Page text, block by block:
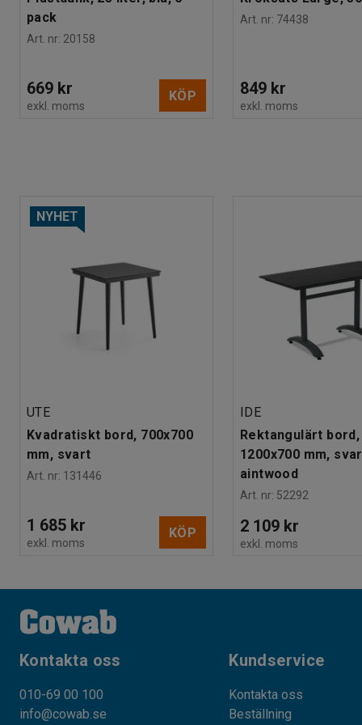
pack
Art. nr: 20158
669 kr
exkl. moms
KÖP
Art. nr: 74438
849 kr
exkl. moms
NYHET
UTE
Kvadratiskt bord, 700x700
mm, svart
Art. nr: 131446
1 685 kr
exkl. moms
KÖP
IDE
Rektangulärt bord,
1200x700 mm,
aintwood
Art. nr: 52292
2 109 kr
exkl. moms
Kontakta oss
010-69 00 100
info@cowab.se
Kundservice
Kontakta oss
Beställning